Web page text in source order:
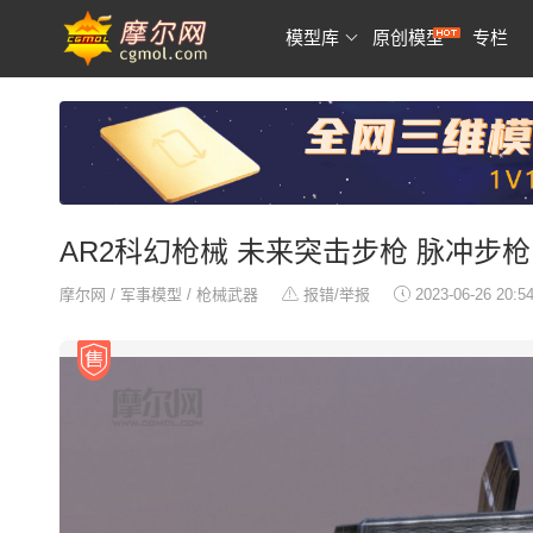
模型库 原创模型 专栏
AR2科幻枪械 未来突击步枪 脉冲步枪
摩尔网 / 军事模型 / 枪械武器 报错/举报 2023-06-26 20:54